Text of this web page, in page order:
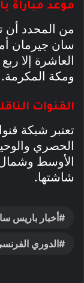
موعد مباراة
من المحدد أن
سان جيرمان
العاشرة إلا
ومكة المكرمة.
القنوات
تعتبر شبكة
الحصري
الأوسط وشمال
شاشتها.
أخبار باريس
الدوري